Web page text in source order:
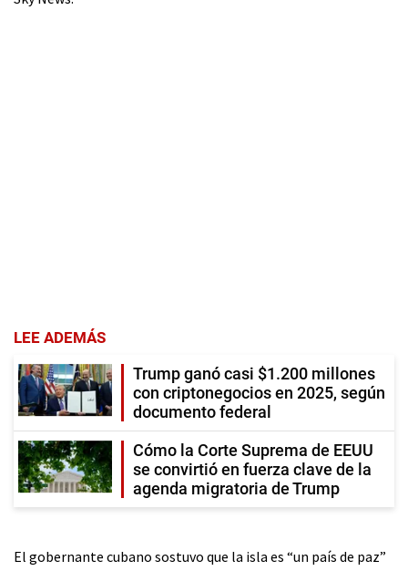
LEE ADEMÁS
Trump ganó casi $1.200 millones
con criptonegocios en 2025, según
documento federal
Cómo la Corte Suprema de EEUU
se convirtió en fuerza clave de la
agenda migratoria de Trump
El gobernante cubano sostuvo que la isla es “un país de paz”